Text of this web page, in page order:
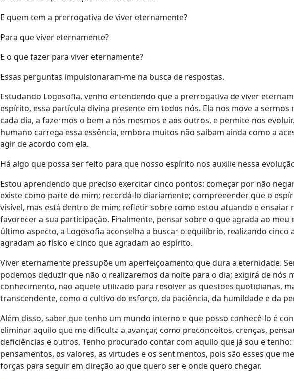
E quem tem a prerrogativa de viver eternamente?
Para que viver eternamente?
E o que fazer para viver eternamente?
Essas perguntas impulsionaram-me na busca de respostas.
Estudando Logosofia, venho entendendo que a prerrogativa de viver
espírito, essa partícula divina presente em todos nós. Ela nos move a sermos
cada dia, a fazermos o bem a nós mesmos e aos outros, e permite-nos
humano carrega essa essência, embora muitos não saibam ainda como a
agir de acordo com ela.
Há algo que possa ser feito para que nosso espírito nos auxilie nessa
Estou aprendendo que preciso exercitar cinco pontos: começar por não
existe como parte de mim; recordá-lo diariamente; compreeender que o
visível, mas está dentro de mim; refletir sobre como estou atuando e ensaiar
favorecer a sua participação. Finalmente, pensar sobre o que agrada ao meu
último aspecto, a Logosofia aconselha a buscar o equilíbrio, realizando cinco
agradam ao físico e cinco que agradam ao espírito.
Viver eternamente pressupõe um aperfeiçoamento que dura a eternidade.
podemos deduzir que não o realizaremos da noite para o dia; exigirá de nós
conhecimento, não aquele utilizado para resolver as questões quotidianas,
transcendente, como o cultivo do esforço, da paciência, da humildade e da
Além disso, saber que tenho um mundo interno e que posso conhecê-lo é
eliminar aquilo que me dificulta a avançar, como preconceitos, crenças,
deficiências e outros. Tenho procurado contar com aquilo que já sou e tenho:
pensamentos, os valores, as virtudes e os sentimentos, pois são esses que
forças para seguir em direção ao que quero ser e onde quero chegar.